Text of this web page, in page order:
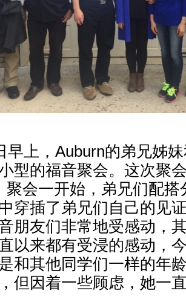
早上，Auburn的弟兄姊
型的福音聚会。这次聚
聚会一开始，弟兄们配搭
穿插了弟兄们自己的见
朋友们非常地受感动，
以来都有受浸的感动，
和其他同学们一样的年
但因着一些顾虑，她一